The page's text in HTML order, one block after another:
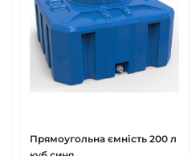
Прямоугольна ємність 200 л